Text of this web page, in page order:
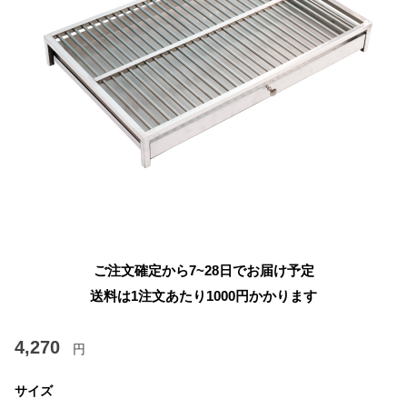
ご注文確定から7~28日でお届け予定
送料は1注文あたり 1000円かかります
4,270 円
サイズ